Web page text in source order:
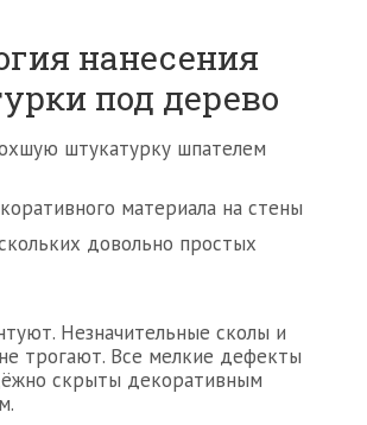
нанесения
под дерево
штукатурку шпателем
материала на стены
довольно простых
Незначительные сколы и
трогают. Все мелкие дефекты
скрыты декоративным